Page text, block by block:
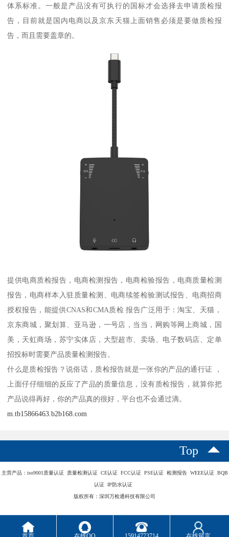
体系标准。一般是产品没有可执行的国标才会选择去申请质检报
告，目前就是国内电商以及京东天猫上面销售必须是要做质检报
告，而且需要盖章的。
提供电商质检报告，电商检测报告，电商检验报告，电商质量检测
报告，电商样本入驻质量检测、电商续签检验测试报告、电商招商
授权报告，能提供CNAS和CMA质检 报告广泛用于：淘宝、天猫，
京东商城，聚划算、亚马逊，一号店，当当，网购等网上商城，国
美，天虹商场，苏宁实体店，大型超市、卖场、电子数码店、定单
招投标时需要产品质量检测报告。
什么是质检报告？说俗话，质检报告就是一张你的产品的通行证 ，
上面仔仔细细的反应了产品的质量信息，没有质检报告，就算你把
产品说得再好，你的产品真的很好，平台也不会通过滴。
m.tb15866463.b2b168.com
Top
主营产品：iso9001质量认证 质量检测认证 CE认证 FCC认证 PSE认证 检测报告 WEEE认证 BQB
认证 IP防水认证
版权所有：深圳万检通科技有限公司